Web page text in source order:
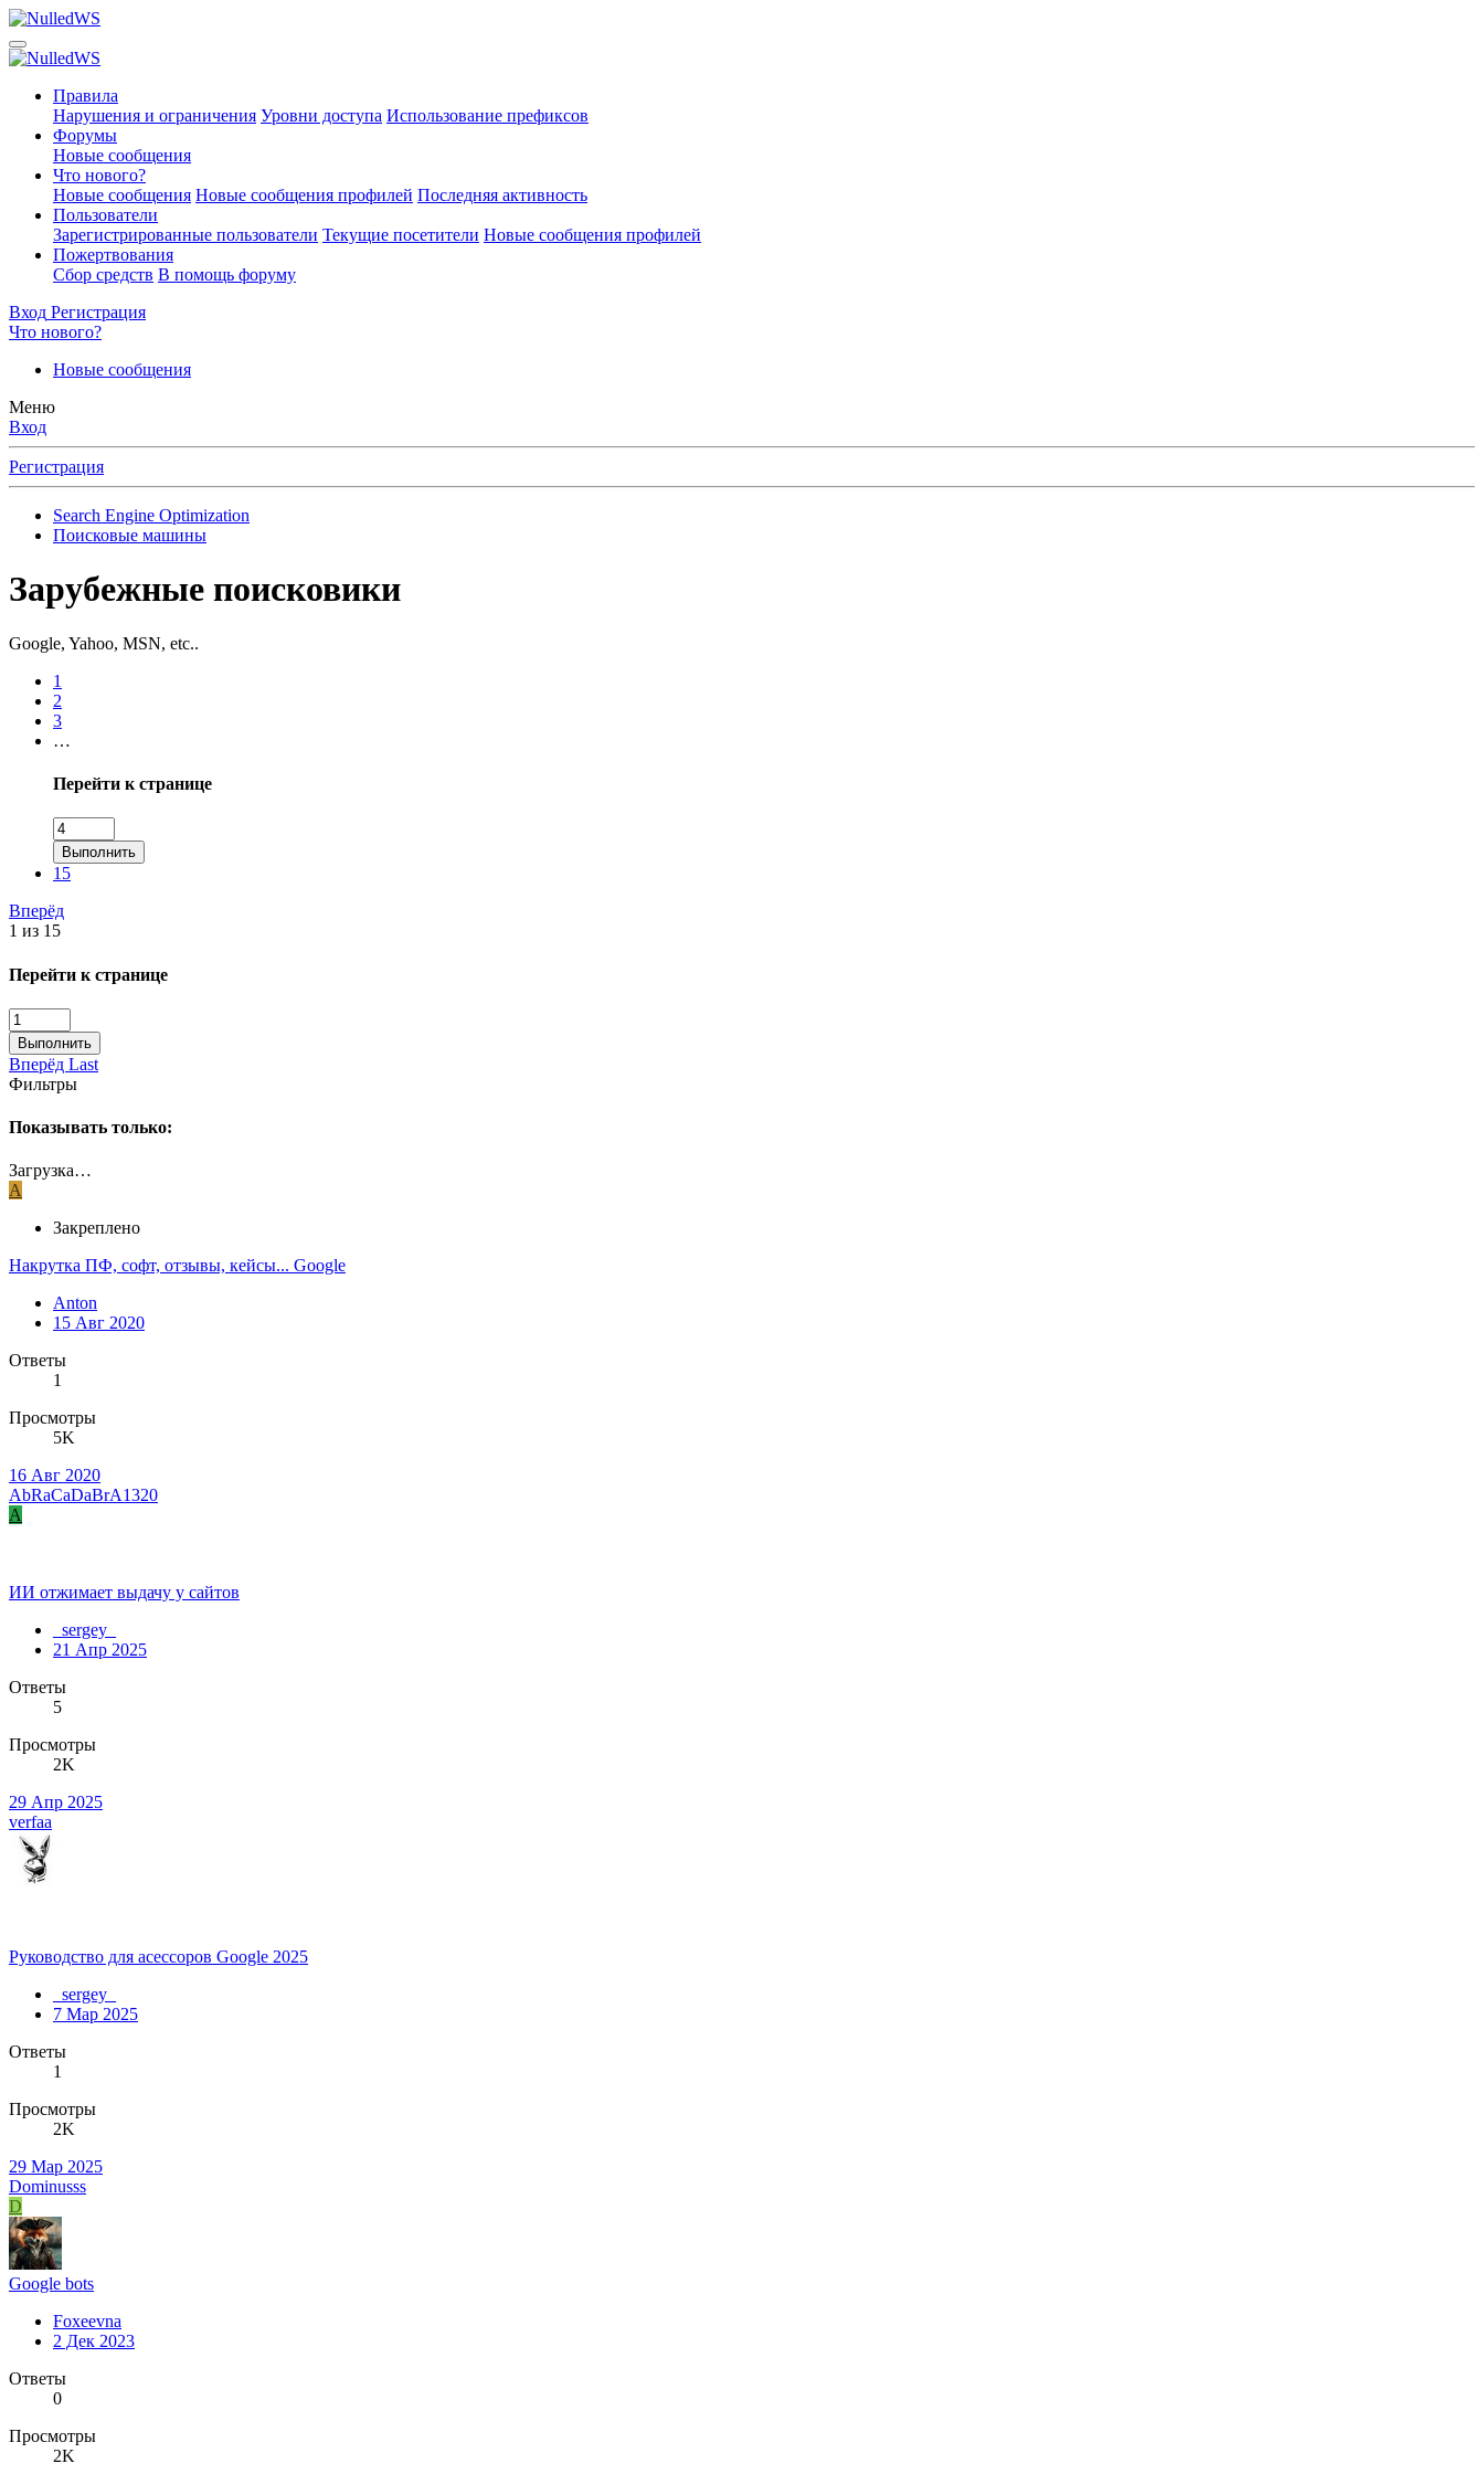
Правила
Нарушения и ограничения Уровни доступа Использование префиксов
Форумы
Новые сообщения
Что нового?
Новые сообщения Новые сообщения профилей Последняя активность
Пользователи
Зарегистрированные пользователи Текущие посетители Новые сообщения профилей
Пожертвования
Сбор средств В помощь форуму
Вход Регистрация
Что нового?
Новые сообщения
Меню
Вход
Регистрация
Search Engine Optimization
Поисковые машины
Зарубежные поисковики
Google, Yahoo, MSN, etc..
1
2
3
…
Перейти к странице
Выполнить
15
Вперёд
1 из 15
Перейти к странице
Выполнить
Вперёд Last
Фильтры
Показывать только:
Загрузка…
A
Закреплено
Накрутка ПФ, софт, отзывы, кейсы... Google
Anton
15 Авг 2020
Ответы
1
Просмотры
5K
16 Авг 2020
AbRaCaDaBrA1320
A
ИИ отжимает выдачу у сайтов
_sergey_
21 Апр 2025
Ответы
5
Просмотры
2K
29 Апр 2025
verfaa
Руководство для асессоров Google 2025
_sergey_
7 Мар 2025
Ответы
1
Просмотры
2K
29 Мар 2025
Dominusss
D
Google bots
Foxeevna
2 Дек 2023
Ответы
0
Просмотры
2K